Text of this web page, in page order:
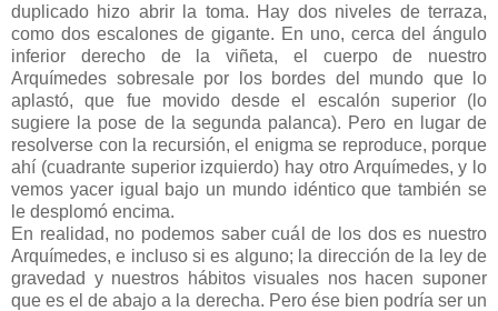
duplicado hizo abrir la toma. Hay dos niveles de terraza,
como dos escalones de gigante. En uno, cerca del ángulo
inferior derecho de la viñeta, el cuerpo de nuestro
Arquímedes sobresale por los bordes del mundo que lo
aplastó, que fue movido desde el escalón superior (lo
sugiere la pose de la segunda palanca). Pero en lugar de
resolverse con la recursión, el enigma se reproduce, porque
ahí (cuadrante superior izquierdo) hay otro Arquímedes, y lo
vemos yacer igual bajo un mundo idéntico que también se
le desplomó encima.
En realidad, no podemos saber cuál de los dos es nuestro
Arquímedes, e incluso si es alguno; la dirección de la ley de
gravedad y nuestros hábitos visuales nos hacen suponer
que es el de abajo a la derecha. Pero ése bien podría ser un